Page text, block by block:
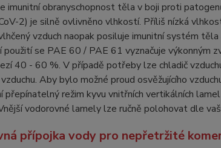
imunitní obranyschopnost těla v boji proti
2) je silně ovlivněno vlhkostí. Příliš nízká
vzduch naopak posiluje imunitní systém
použití se PAE 60 / PAE 61 vyznačuje
40 - 60 %. V případě potřeby lze chladič
Aby bylo možné proud osvěžujícího
přepínatelný režim kyvu vnitřních vertikálních
vodorovné lamely lze ručně polohovat dle
přípojka vody pro nepřetržité